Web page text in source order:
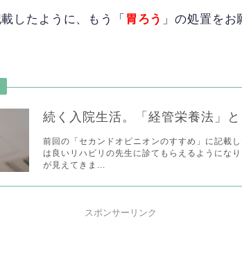
したように、もう「 胃ろう 」の処置を
続く入院生活。「経管栄養法」と
前回の「セカンドオピニオンのすすめ」に記載
は良いリハビリの先生に診てもらえるようにな
が見えてきま...
スポンサーリンク